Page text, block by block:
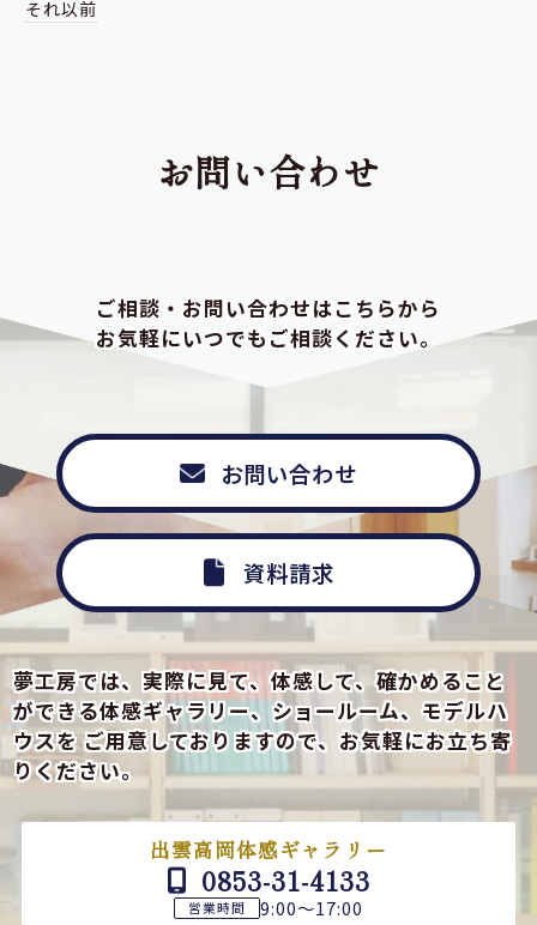
それ以前
お問い合わせ
ご相談・お問い合わせはこちらから
お気軽にいつでもご相談ください。
お問い合わせ
資料請求
夢工房では、実際に見て、体感して、確かめること
ができる体感ギャラリー、ショールーム、モデルハ
ウスをご用意しておりますので、お気軽にお立ち寄
りください。
出雲高岡体感ギャラリー
0853-31-4133
営業時間 9:00～17:00